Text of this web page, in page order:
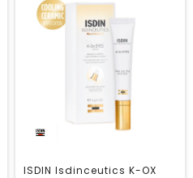
ISDIN Isdinceutics K-OX